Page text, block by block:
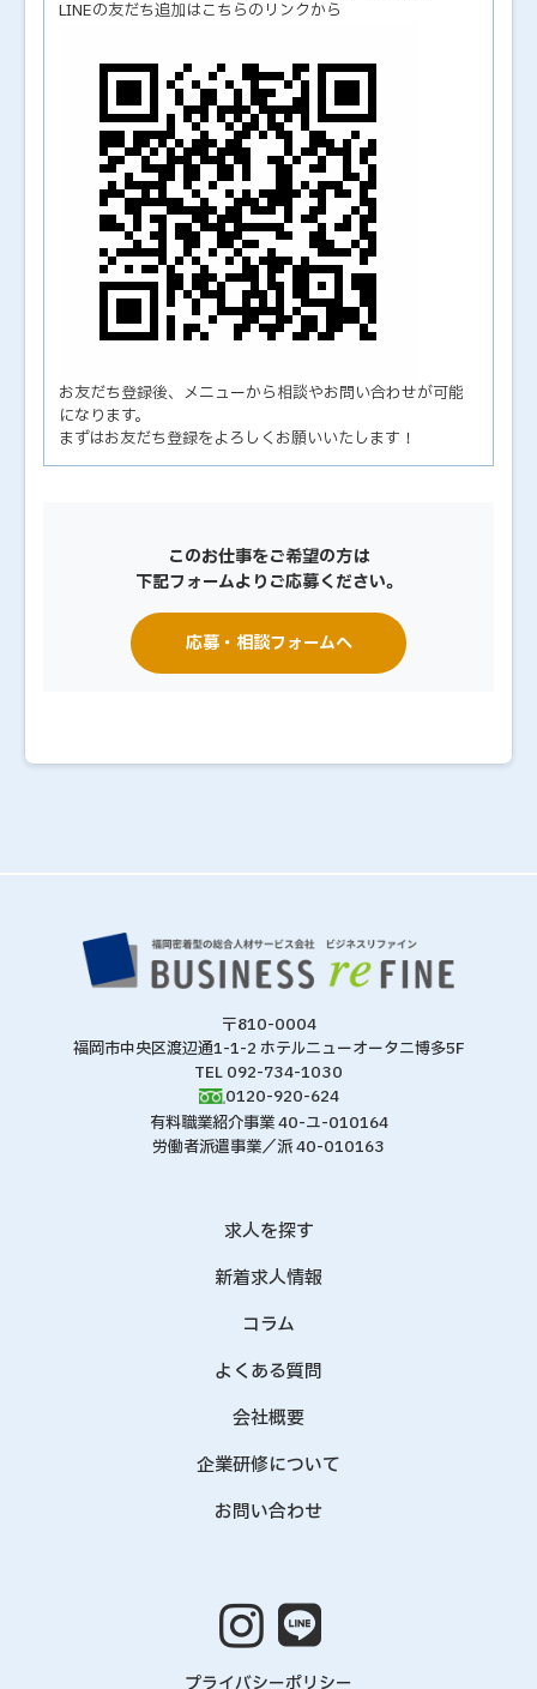
LINEの友だち追加はこちらのリンクから
お友だち登録後、メニューから相談やお問い合わせが可能
になります。
まずはお友だち登録をよろしくお願いいたします！
このお仕事をご希望の方は
下記フォームよりご応募ください。
応募・相談フォームへ
〒810-0004
福岡市中央区渡辺通1-1-2 ホテルニューオータニ博多5F
TEL 092-734-1030
0120-920-624
有料職業紹介事業 40-ユ-010164
労働者派遣事業／派 40-010163
求人を探す
新着求人情報
コラム
よくある質問
会社概要
企業研修について
お問い合わせ
プライバシーポリシー